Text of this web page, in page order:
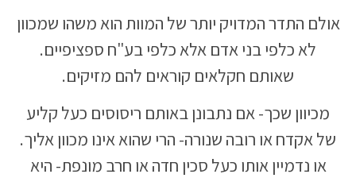
אולם התדר המדויק יותר של המוות הוא משהו שמכוון
לא כלפי בני אדם אלא כלפי בע"ח ספציפיים.
שאותם חקלאים קוראים להם מזיקים.
מכיוון שכך- אם נתבונן באותם ריסוסים כעל קליע
של אקדח או רובה שנורה- הרי שהוא אינו מכוון אליך.
או נדמיין אותו כעל סכין חדה או חרב מונפת- היא